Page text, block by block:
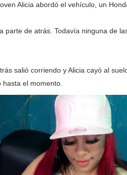
Alicia abordó el vehículo, un
parte de atrás. Todavía ninguna de
salió corriendo y Alicia cayó al
el momento.